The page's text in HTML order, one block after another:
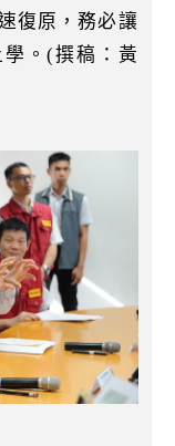
復原，務必讓
。(撰稿：黃